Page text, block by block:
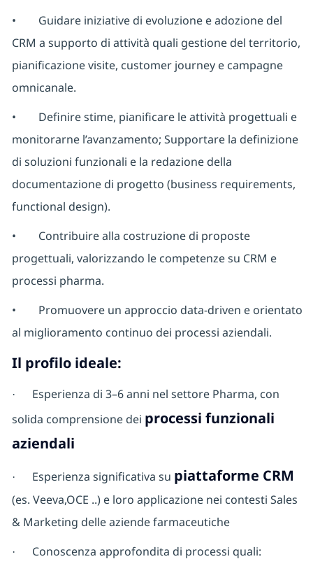
•
Guidare iniziative di evoluzione e adozione del
CRM a supporto di attività quali gestione del territorio,
pianificazione visite, customer journey e campagne
omnicanale.
•
Definire stime, pianificare le attività progettuali e
monitorarne l’avanzamento; Supportare la definizione
di soluzioni funzionali e la redazione della
documentazione di progetto (business requirements,
functional design).
•
Contribuire alla costruzione di proposte
progettuali, valorizzando le competenze su CRM e
processi pharma.
•
Promuovere un approccio data-driven e orientato
al miglioramento continuo dei processi aziendali.
Il profilo ideale:
·
Esperienza di 3–6 anni nel settore Pharma, con
solida comprensione dei processi funzionali
aziendali
· Esperienza significativa su piattaforme CRM
(es. Veeva,OCE ..) e loro applicazione nei contesti Sales
& Marketing delle aziende farmaceutiche
·
Conoscenza approfondita di processi quali: